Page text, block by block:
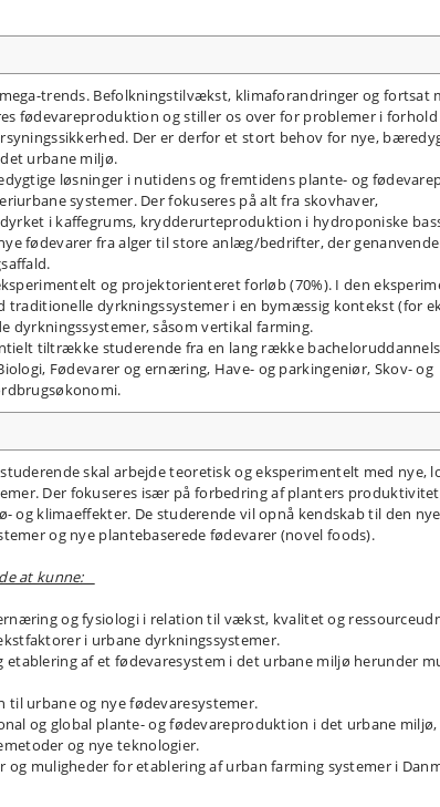
trends. Befolkningstilvækst, klimaforandringer og fortsat
fødevareproduktion og stiller os over for problemer i
Der er derfor et stort behov for nye,
urbane miljø.
løsninger i nutidens og fremtidens plante- og
systemer. Der fokuseres på alt fra skovhaver,
i kaffegrums, krydderurteproduktion i hydroponiske
fødevarer fra alger til store anlæg/bedrifter, der
og projektorienteret forløb (70%). I den
dyrkningssystemer i en bymæssig kontekst (for
dyrkningssystemer, såsom vertikal farming.
tiltrække studerende fra en lang række
Fødevarer og ernæring, Have- og parkingeniør, Skov- og
skal arbejde teoretisk og eksperimentelt med nye,
Der fokuseres især på forbedring af planters
og klimaeffekter. De studerende vil opnå kendskab til den
og nye plantebaserede fødevarer (novel foods).
at kunne:
og fysiologi i relation til vækst, kvalitet og
i urbane dyrkningssystemer.
af et fødevaresystem i det urbane miljø herunder
urbane og nye fødevaresystemer.
og global plante- og fødevareproduktion i det urbane
og nye teknologier.
muligheder for etablering af urban farming systemer i